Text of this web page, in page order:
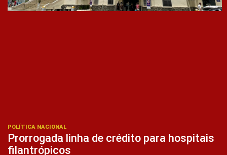
POLÍTICA NACIONAL
Prorrogada linha de crédito para hospitais
filantrópicos